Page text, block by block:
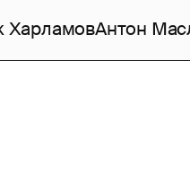
ХарламовАнтон